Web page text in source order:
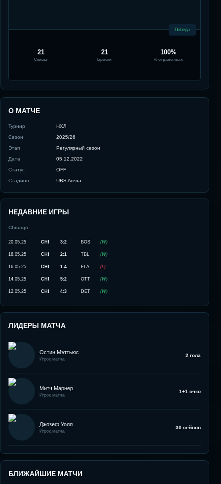
Победа
21
Сейвы
21
Броски
100%
% отражённых
О МАТЧЕ
Турнир
НХЛ
Сезон
2025/26
Этап
Регулярный сезон
Дата
05.12.2022
Статус
OFF
Стадион
UBS Arena
НЕДАВНИЕ ИГРЫ
Chicago
20.05.25 CHI 3:2 BOS (W)
18.05.25 CHI 2:1 TBL (W)
16.05.25 CHI 1:4 FLA (L)
14.05.25 CHI 5:2 OTT (W)
12.05.25 CHI 4:3 DET (W)
ЛИДЕРЫ МАТЧА
Остин Мэттьюс
Игрок матча
2 гола
Митч Марнер
Игрок матча
1+1 очко
Джозеф Уолл
Игрок матча
30 сейвов
БЛИЖАЙШИЕ МАТЧИ